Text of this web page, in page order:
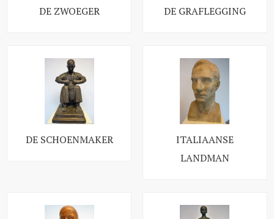
DE ZWOEGER DE GRAFLEGGING
DE SCHOENMAKER
ITALIAANSE
LANDMAN